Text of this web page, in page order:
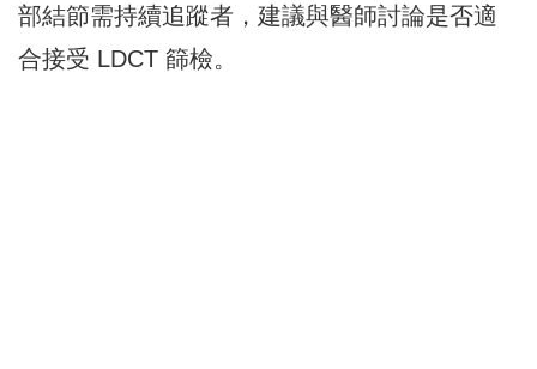
部結節需持續追蹤者，建議與醫師討論是否適
合接受 LDCT 篩檢。